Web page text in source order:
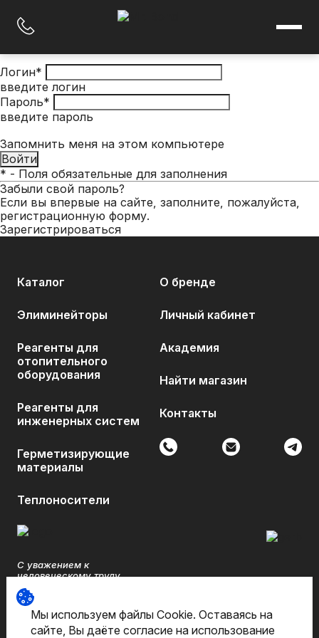
На главную
Каталог
Элиминейторы
Реагенты для отопительного оборудования
Герметизирующие материалы
Теплоносители
О бренде
Академия
Найти магазин
Авторизуйтесь удобным для вас способом
Логин*
введите логин
Пароль*
введите пароль
Запомнить меня на этом компьютере
* - Поля обязательные для заполнения
Забыли свой пароль?
Если вы впервые на сайте, заполните, пожалуйста,
регистрационную форму.
Зарегистрироваться
С уважением к
человеческому труду.
©Pipal Chemicals 2026. Все
права защищены
Каталог
Элиминейторы
Реагенты для
отопительного
оборудования
Реагенты для
инженерных систем
Герметизирующие
материалы
Теплоносители
О бренде
Личный кабинет
Академия
Найти магазин
Контакты
Мы используем файлы Cookie. Оставаясь на
сайте, Вы даёте согласие на использование